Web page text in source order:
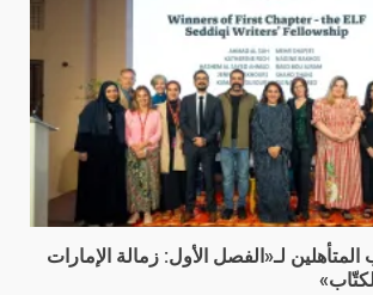
المتأهلين لـ«الفصل الأول: زمالة الإمارات